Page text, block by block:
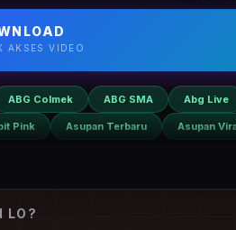
AKSES VIDEO
ABG Colmek ABG SMA Abg Live
Pink Asupan Terbaru Asupan
LO?